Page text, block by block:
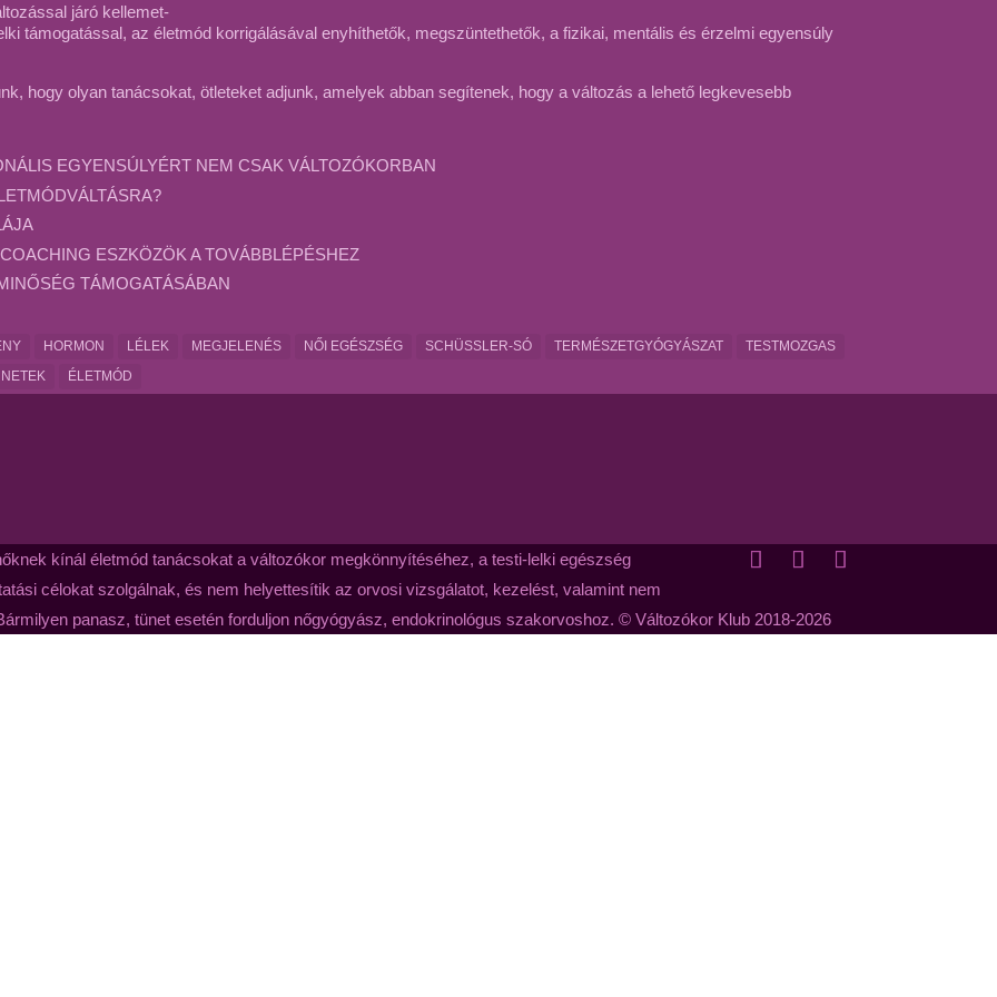
járó kellemet-
támogatással, az életmód korrigálásával enyhíthetők, megszüntethetők, a fizikai, mentális és érzelmi egyensúly
hogy olyan tanácsokat, ötleteket adjunk, amelyek abban segítenek, hogy a változás a lehető legkevesebb
EGYENSÚLYÉRT NEM CSAK VÁLTOZÓKORBAN
ESZKÖZÖK A TOVÁBBLÉPÉSHEZ
TÁMOGATÁSÁBAN
HORMON LÉLEK MEGJELENÉS NŐI EGÉSZSÉG SCHÜSSLER-SÓ TERMÉSZETGYÓGYÁSZAT
TESTMOZGAS
ÉLETMÓD
kínál életmód tanácsokat a változókor megkönnyítéséhez, a testi-lelki egészség
célokat szolgálnak, és nem helyettesítik az orvosi vizsgálatot, kezelést, valamint nem
panasz, tünet esetén forduljon nőgyógyász, endokrinológus szakorvoshoz. © Változókor Klub 2018-2026